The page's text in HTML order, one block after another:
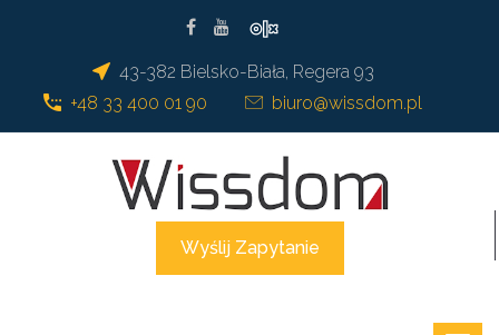
43-382 Bielsko-Biała, Regera 93
+48 33 400 01 90
biuro@wissdom.pl
Wyślij Zapytanie